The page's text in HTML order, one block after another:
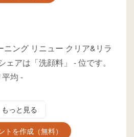
ニング リニュー クリア&リラ
ェアは「洗顔料」 -位です。
均 -
もっと見る
トを作成（無料）